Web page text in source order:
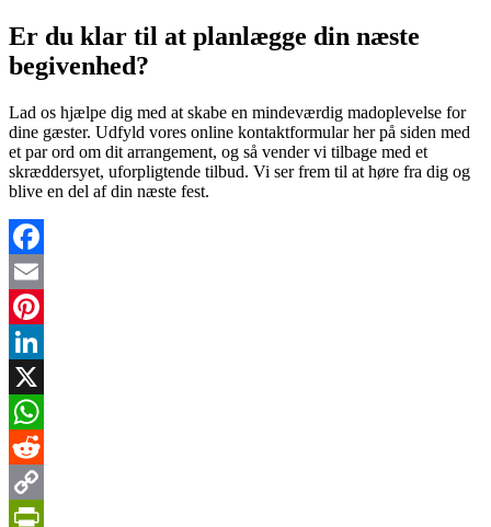
Er du klar til at planlægge din næste
begivenhed?
Lad os hjælpe dig med at skabe en mindeværdig madoplevelse for
dine gæster. Udfyld vores online kontaktformular her på siden med
et par ord om dit arrangement, og så vender vi tilbage med et
skræddersyet, uforpligtende tilbud. Vi ser frem til at høre fra dig og
blive en del af din næste fest.
Facebook
Email
Pinterest
LinkedIn
X
WhatsApp
Reddit
Copy